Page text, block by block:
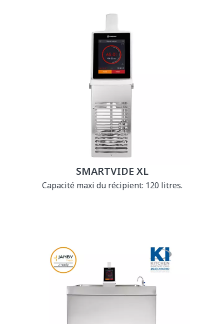
SMARTVIDE XL
Capacité maxi du récipient: 120 litres.